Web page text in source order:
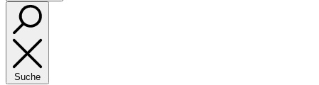
Suche